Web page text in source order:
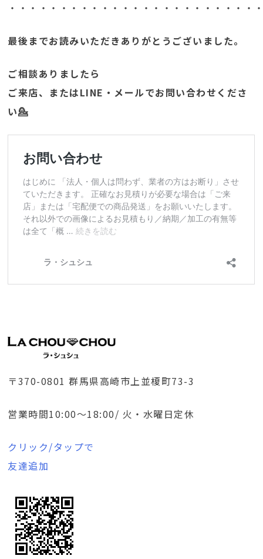
・・・・・・・・・・・・・・・・・・・・・・・・
最後までお読みいただきありがとうございました。
ご相談ありましたら
ご来店、またはLINE・メールでお問い合わせくださ
い💁
〒370-0801 群馬県高崎市上並榎町73-3
営業時間10:00～18:00/ 火・水曜日定休
クリック/タップで
友達追加